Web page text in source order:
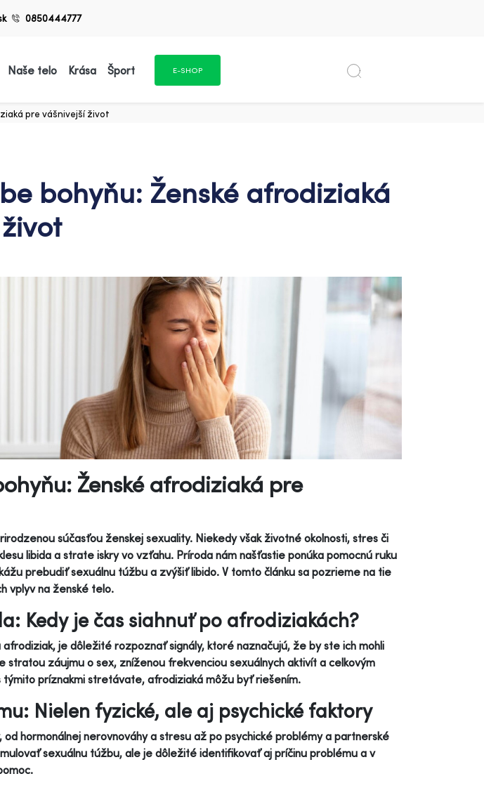
0850444777
Naše telo Krása Šport E-SHOP
pre vášnivejší život
bohyňu: Ženské afrodiziaká
Ženské afrodiziaká pre
súčasťou ženskej sexuality. Niekedy však životné okolnosti, stres či
libida a strate iskry vo vzťahu. Príroda nám našťastie ponúka pomocnú ruku
prebudiť sexuálnu túžbu a zvýšiť libido. V tomto článku sa pozrieme na tie
vplyv na ženské telo.
Kedy je čas siahnuť po afrodiziakách?
je dôležité rozpoznať signály, ktoré naznačujú, že by ste ich mohli
stratou záujmu o sex, zníženou frekvenciou sexuálnych aktivít a celkovým
týmito príznakmi stretávate, afrodiziaká môžu byť riešením.
Nielen fyzické, ale aj psychické faktory
hormonálnej nerovnováhy a stresu až po psychické problémy a partnerské
sexuálnu túžbu, ale je dôležité identifikovať aj príčinu problému a v